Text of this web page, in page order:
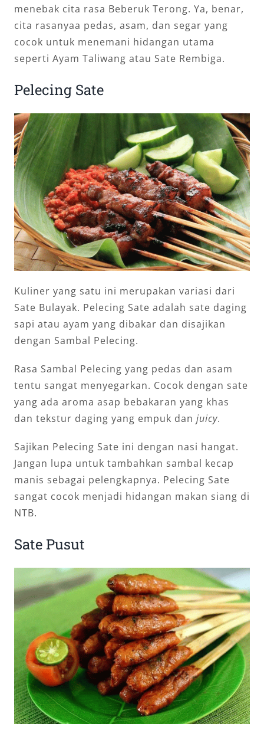
menebak cita rasa Beberuk Terong. Ya, benar,
cita rasanyaa pedas, asam, dan segar yang
cocok untuk menemani hidangan utama
seperti Ayam Taliwang atau Sate Rembiga.
Pelecing Sate
Kuliner yang satu ini merupakan variasi dari
Sate Bulayak. Pelecing Sate adalah sate daging
sapi atau ayam yang dibakar dan disajikan
dengan Sambal Pelecing.
Rasa Sambal Pelecing yang pedas dan asam
tentu sangat menyegarkan. Cocok dengan sate
yang ada aroma asap bebakaran yang khas
dan tekstur daging yang empuk dan juicy.
Sajikan Pelecing Sate ini dengan nasi hangat.
Jangan lupa untuk tambahkan sambal kecap
manis sebagai pelengkapnya. Pelecing Sate
sangat cocok menjadi hidangan makan siang di
NTB.
Sate Pusut